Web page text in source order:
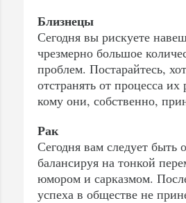
Близнецы
Сегодня вы рискуете
чрезмерно большое
проблем. Постарайтесь,
отстранять от процесса
кому они, собственно,
Рак
Сегодня вам следует быть
балансируя на тонкой
юмором и сарказмом.
успеха в обществе не